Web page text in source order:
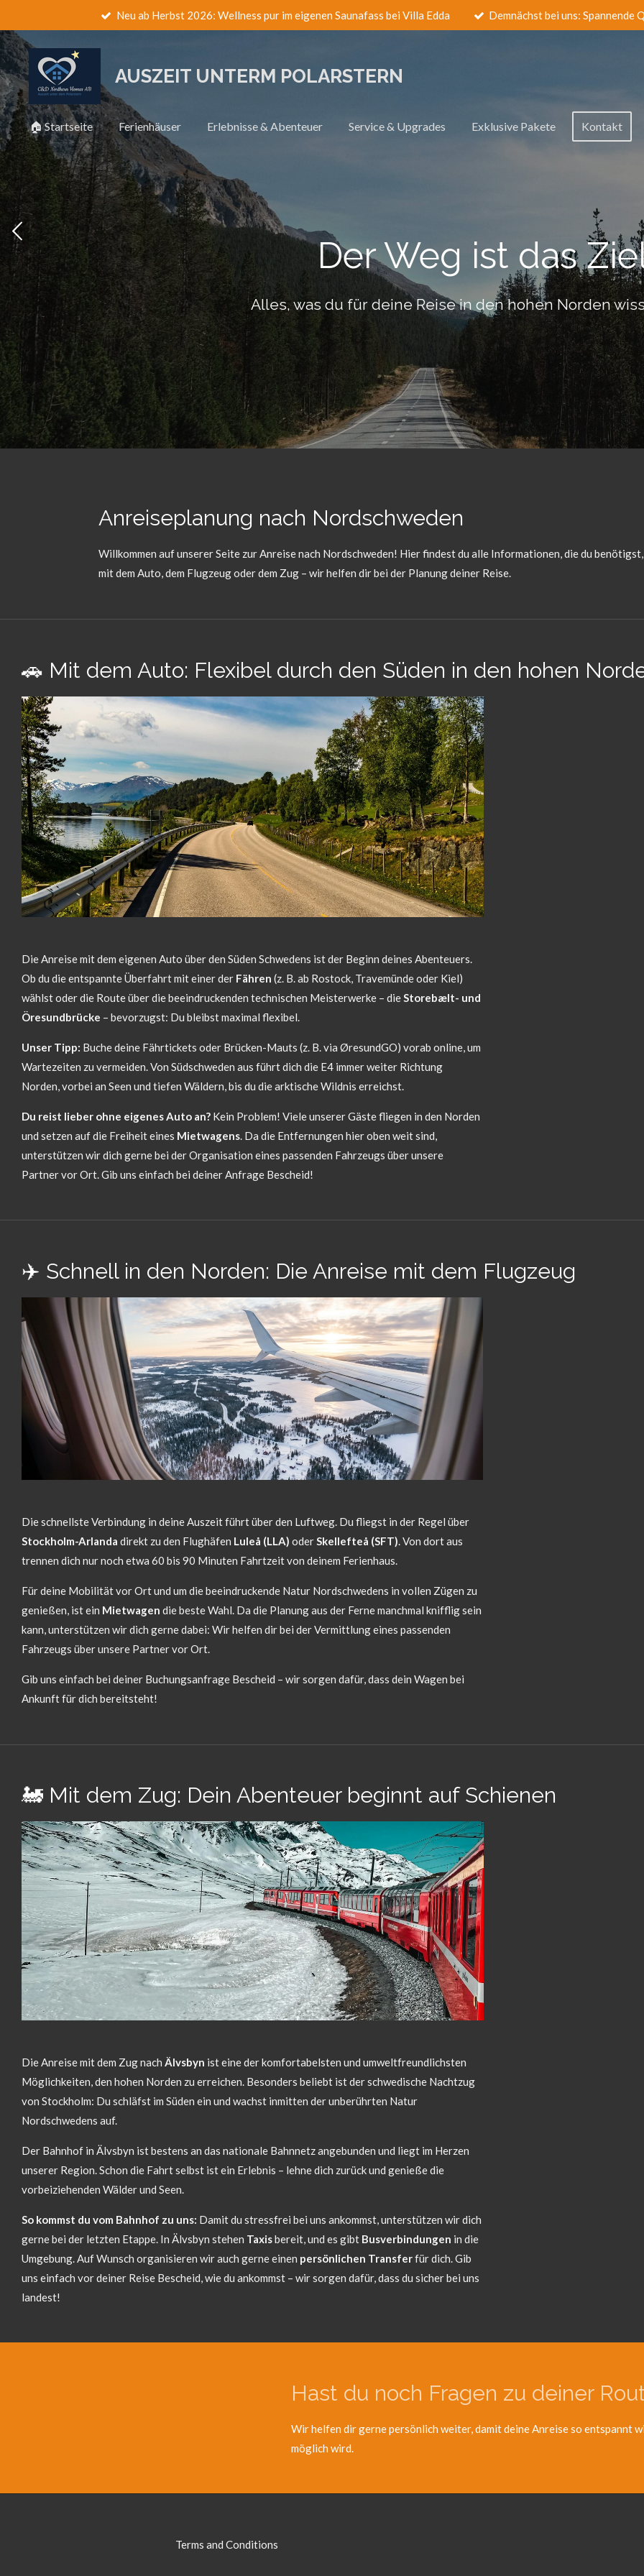
Hauptinhalt
springen
Neu ab Herbst 2026: Wellness pur im eigenen Saunafass bei Villa Edda Demnächst bei uns: Spannende
AUSZEIT UNTERM POLARSTERN
🏠 Startseite Ferienhäuser Erlebnisse & Abenteuer Service & Upgrades Exklusive Pakete Kontakt
Der Weg ist das
Alles, was du für deine Reise in den hohen Norden
Anreiseplanung nach Nordschweden
Willkommen auf unserer Seite zur Anreise nach Nordschweden! Hier findest du alle Informationen, die du benötigst,
mit dem Auto, dem Flugzeug oder dem Zug – wir helfen dir bei der Planung deiner Reise.
🚗 Mit dem Auto: Flexibel durch den Süden in den hohen
Die Anreise mit dem eigenen Auto über den Süden Schwedens ist der Beginn deines Abenteuers.
Ob du die entspannte Überfahrt mit einer der Fähren (z. B. ab Rostock, Travemünde oder Kiel)
wählst oder die Route über die beeindruckenden technischen Meisterwerke – dieStorebælt- und
Öresundbrücke – bevorzugst: Du bleibst maximal flexibel.
Unser Tipp: Buche deine Fährtickets oder Brücken-Mauts (z. B. via ØresundGO) vorab online, um
Wartezeiten zu vermeiden. Von Südschweden aus führt dich die E4 immer weiter Richtung
Norden, vorbei an Seen und tiefen Wäldern, bis du die arktische Wildnis erreichst.
Du reist lieber ohne eigenes Auto an? Kein Problem! Viele unserer Gäste fliegen in den Norden
und setzen auf die Freiheit eines Mietwagens. Da die Entfernungen hier oben weit sind,
unterstützen wir dich gerne bei der Organisation eines passenden Fahrzeugs über unsere
Partner vor Ort. Gib uns einfach bei deiner Anfrage Bescheid!
✈️ Schnell in den Norden: Die Anreise mit dem Flugzeug
Die schnellste Verbindung in deine Auszeit führt über den Luftweg. Du fliegst in der Regel über
Stockholm-Arlanda direkt zu den Flughäfen Luleå (LLA) oderSkellefteå (SFT). Von dort aus
trennen dich nur noch etwa 60 bis 90 Minuten Fahrtzeit von deinem Ferienhaus.
Für deine Mobilität vor Ort und um die beeindruckende Natur Nordschwedens in vollen Zügen zu
genießen, ist ein Mietwagen die beste Wahl. Da die Planung aus der Ferne manchmal knifflig sein
kann, unterstützen wir dich gerne dabei: Wir helfen dir bei der Vermittlung eines passenden
Fahrzeugs über unsere Partner vor Ort.
Gib uns einfach bei deiner Buchungsanfrage Bescheid – wir sorgen dafür, dass dein Wagen bei
Ankunft für dich bereitsteht!
🚂 Mit dem Zug: Dein Abenteuer beginnt auf Schienen
Die Anreise mit dem Zug nach Älvsbyn ist eine der komfortabelsten und umweltfreundlichsten
Möglichkeiten, den hohen Norden zu erreichen. Besonders beliebt ist der schwedische Nachtzug
von Stockholm: Du schläfst im Süden ein und wachst inmitten der unberührten Natur
Nordschwedens auf.
Der Bahnhof in Älvsbyn ist bestens an das nationale Bahnnetz angebunden und liegt im Herzen
unserer Region. Schon die Fahrt selbst ist ein Erlebnis – lehne dich zurück und genieße die
vorbeiziehenden Wälder und Seen.
So kommst du vom Bahnhof zu uns: Damit du stressfrei bei uns ankommst, unterstützen wir dich
gerne bei der letzten Etappe. In Älvsbyn stehen Taxisbereit, und es gibt Busverbindungen in die
Umgebung. Auf Wunsch organisieren wir auch gerne einen persönlichen Transferfür dich. Gib
uns einfach vor deiner Reise Bescheid, wie du ankommst – wir sorgen dafür, dass du sicher bei uns
landest!
Hast du noch Fragen zu deiner
Wir helfen dir gerne persönlich weiter, damit deine Anreise so entspannt
möglich wird.
Terms and Conditions